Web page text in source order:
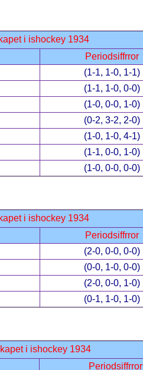
i ishockey 1934
Periodsiffrror
(1-1, 1-0, 1-1)
(1-1, 1-0, 0-0)
(1-0, 0-0, 1-0)
(0-2, 3-2, 2-0)
(1-0, 1-0, 4-1)
(1-1, 0-0, 1-0)
(1-0, 0-0, 0-0)
i ishockey 1934
Periodsiffrror
(2-0, 0-0, 0-0)
(0-0, 1-0, 0-0)
(2-0, 0-0, 1-0)
(0-1, 1-0, 1-0)
i ishockey 1934
Periodsiffrror